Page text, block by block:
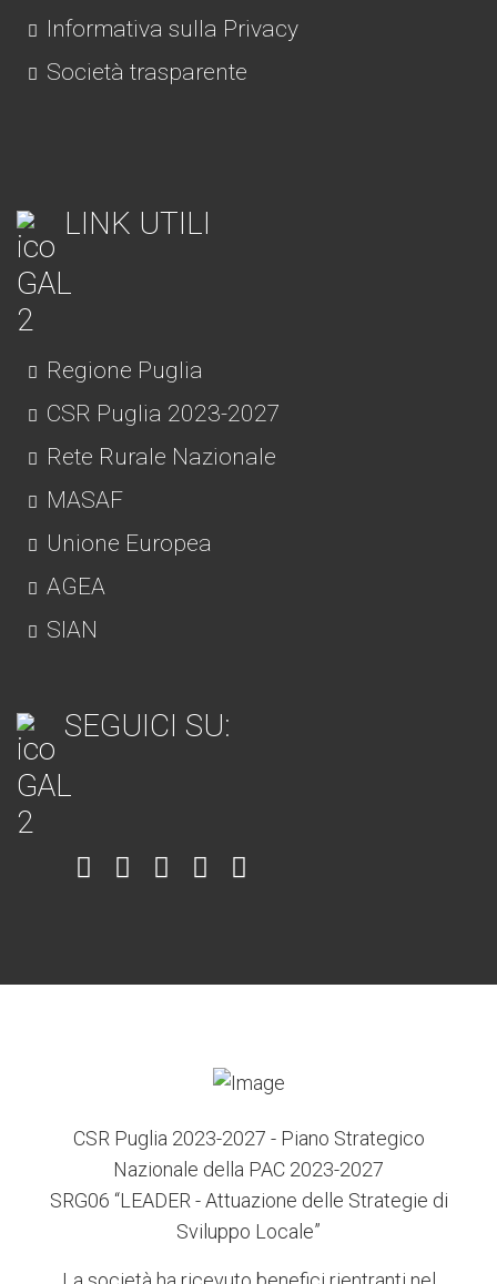
Informativa sulla Privacy
Società trasparente
LINK UTILI
Regione Puglia
CSR Puglia 2023-2027
Rete Rurale Nazionale
MASAF
Unione Europea
AGEA
SIAN
SEGUICI SU:
Item Item Item Item
CSR Puglia 2023-2027 - Piano Strategico
Nazionale della PAC 2023-2027
SRG06 “LEADER - Attuazione delle Strategie di
Sviluppo Locale”